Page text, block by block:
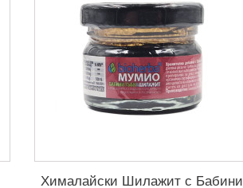
Хималайски Шилажит с Бабини